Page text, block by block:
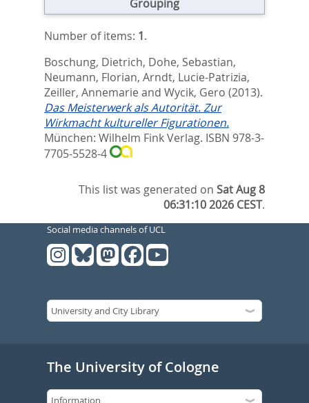
Grouping
Number of items: 1.
Boschung, Dietrich, Dohe, Sebastian,
Neumann, Florian, Arndt, Lucie-Patrizia,
Zeiller, Annemarie and Wycik, Gero (2013).
Das Meisterwerk als Autorität. Zur
Wirkmacht kultureller Figurationen.
München: Wilhelm Fink Verlag. ISBN 978-3-
7705-5528-4
This list was generated onSat Aug 8
06:31:10 2026 CEST.
Social media channels of UCL
The University of Cologne